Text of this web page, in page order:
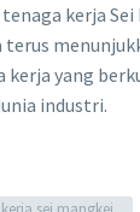
kerja Sei
terus
kerja yang
industri.